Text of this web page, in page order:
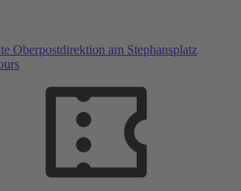
Oberpostdirektion am Stephansplatz